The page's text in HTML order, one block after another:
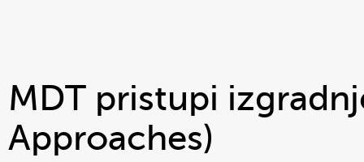
MDT pristupi
Approaches)